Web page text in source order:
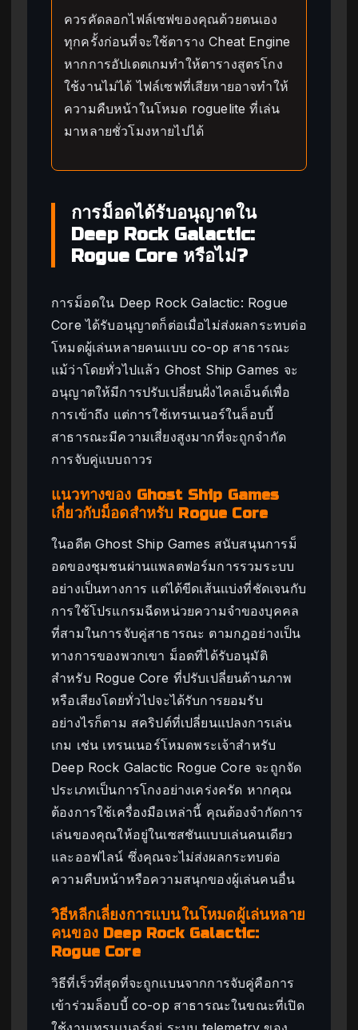
ควรคัดลอกไฟล์เซฟของคุณด้วยตนเอง
ทุกครั้งก่อนที่จะใช้ตาราง Cheat Engine
หากการอัปเดตเกมทำให้ตารางสูตรโกง
ใช้งานไม่ได้ ไฟล์เซฟที่เสียหายอาจทำให้
ความคืบหน้าในโหมด roguelite ที่เล่น
มาหลายชั่วโมงหายไปได้
การม็อดได้รับอนุญาตใน
Deep Rock Galactic:
Rogue Core หรือไม่?
การม็อดใน Deep Rock Galactic: Rogue
Core ได้รับอนุญาตก็ต่อเมื่อไม่ส่งผลกระทบต่อ
โหมดผู้เล่นหลายคนแบบ co-op สาธารณะ
แม้ว่าโดยทั่วไปแล้ว Ghost Ship Games จะ
อนุญาตให้มีการปรับเปลี่ยนฝั่งไคลเอ็นต์เพื่อ
การเข้าถึง แต่การใช้เทรนเนอร์ในล็อบบี้
สาธารณะมีความเสี่ยงสูงมากที่จะถูกจำกัด
การจับคู่แบบถาวร
แนวทางของ Ghost Ship Games
เกี่ยวกับม็อดสำหรับ Rogue Core
ในอดีต Ghost Ship Games สนับสนุนการม็
อดของชุมชนผ่านแพลตฟอร์มการรวมระบบ
อย่างเป็นทางการ แต่ได้ขีดเส้นแบ่งที่ชัดเจนกับ
การใช้โปรแกรมฉีดหน่วยความจำของบุคคล
ที่สามในการจับคู่สาธารณะ ตามกฎอย่างเป็น
ทางการของพวกเขา ม็อดที่ได้รับอนุมัติ
สำหรับ Rogue Core ที่ปรับเปลี่ยนด้านภาพ
หรือเสียงโดยทั่วไปจะได้รับการยอมรับ
อย่างไรก็ตาม สคริปต์ที่เปลี่ยนแปลงการเล่น
เกม เช่น เทรนเนอร์โหมดพระเจ้าสำหรับ
Deep Rock Galactic Rogue Core จะถูกจัด
ประเภทเป็นการโกงอย่างเคร่งครัด หากคุณ
ต้องการใช้เครื่องมือเหล่านี้ คุณต้องจำกัดการ
เล่นของคุณให้อยู่ในเซสชันแบบเล่นคนเดียว
และออฟไลน์ ซึ่งคุณจะไม่ส่งผลกระทบต่อ
ความคืบหน้าหรือความสนุกของผู้เล่นคนอื่น
วิธีหลีกเลี่ยงการแบนในโหมดผู้เล่นหลาย
คนของ Deep Rock Galactic:
Rogue Core
วิธีที่เร็วที่สุดที่จะถูกแบนจากการจับคู่คือการ
เข้าร่วมล็อบบี้ co-op สาธารณะในขณะที่เปิด